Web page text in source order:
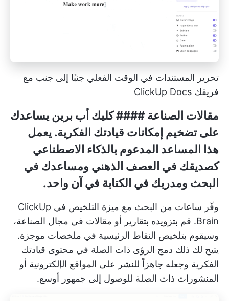
تحرير المستندات في الوقت الفعلي جنبًا إلى جنب مع
فريقك ClickUp Docs
مقالات الصناعة ####كليك أب برين يساعدك
على تضخيم إمكانات قيادتك الفكرية. يعمل
هذا المساعد المدعوم بالذكاء الاصطناعي
كصديقك في العصف الذهني ومساعدك في
البحث ومدربك في الكتابة في آن واحد.
وفّر ساعات من البحث مع ميزة التلخيص في ClickUp
Brain. قم بتزويده بتقارير أو مقالات في مجال الصناعة،
وسيقوم بتلخيص النقاط الرئيسية في ملخصات موجزة.
يتيح لك ذلك دمج الرؤى ذات الصلة في محتوى قيادتك
الفكرية وجعله جاهزاً للنشر على المواقع الإلكترونية أو
المنشورات ذات الصلة للوصول إلى جمهور أوسع.